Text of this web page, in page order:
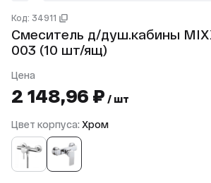
Код: 34911
Смеситель д/душ.кабины
003 (10 шт/ящ)
Цена
2 148,96 ₽ / шт
Цвет корпуса: Хром